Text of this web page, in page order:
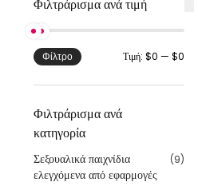
Φιλτράρισμα ανά τιμή
Φίλτρο Τιμή: $0 — $0
Φιλτράρισμα ανά
κατηγορία
Σεξουαλικά παιχνίδια
ελεγχόμενα από εφαρμογές
(9)